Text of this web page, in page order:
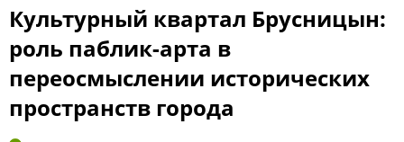
Культурный квартал Брусницын:
роль паблик-арта в
переосмыслении исторических
пространств города